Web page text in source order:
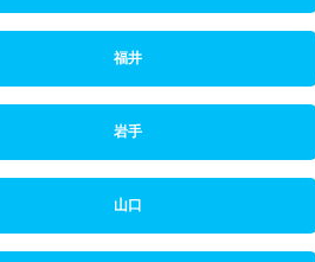
福井
岩手
山口